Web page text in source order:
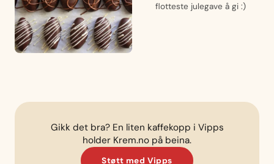
flotteste julegave å gi :)
Gikk det bra? En liten kaffekopp i Vipps
holder Krem.no på beina.
Støtt med Vipps